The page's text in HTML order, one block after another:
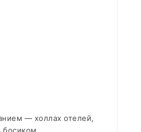
— холлах отелей,
босиком.